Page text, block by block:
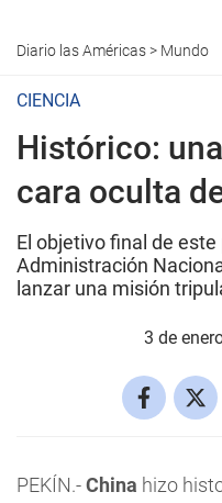
Diario las Américas> Mundo
CIENCIA
Histórico:
cara oculta
El objetivo final de
Administración
lanzar una misión
3 de
PEKÍN.-China hizo